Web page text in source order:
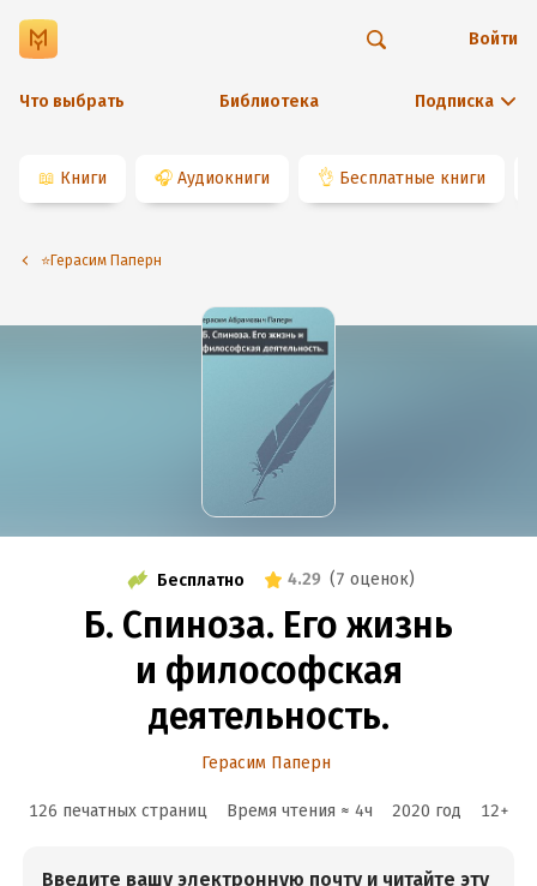
Что выбрать Библиотека Подписка
Войти
📖 Книги 🎧 Аудиокниги 👌 Бесплатные книги
⭐️Герасим Паперн
Бесплатно 4.29 (7 оценок)
Б. Спиноза. Его жизнь
и философская
деятельность.
Герасим Паперн
126 печатных страниц Время чтения ≈ 4ч 2020 год 12+
Введите вашу электронную почту и читайте эту